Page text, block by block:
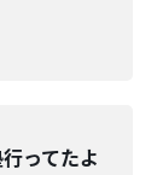
ってたよ